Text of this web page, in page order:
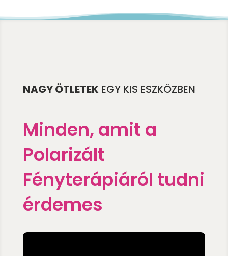
NAGY ÖTLETEK EGY KIS ESZKÖZBEN
Minden, amit a
Polarizált
Fényterápiáról tudni
érdemes